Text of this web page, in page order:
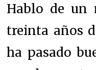
Hablo de un
treinta años
ha pasado